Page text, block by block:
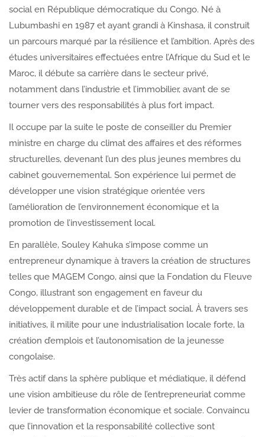
social en République démocratique du Congo. Né à
Lubumbashi en 1987 et ayant grandi à Kinshasa, il construit
un parcours marqué par la résilience et l’ambition. Après des
études universitaires effectuées entre l’Afrique du Sud et le
Maroc, il débute sa carrière dans le secteur privé,
notamment dans l’industrie et l’immobilier, avant de se
tourner vers des responsabilités à plus fort impact.
Il occupe par la suite le poste de conseiller du Premier
ministre en charge du climat des affaires et des réformes
structurelles, devenant l’un des plus jeunes membres du
cabinet gouvernemental. Son expérience lui permet de
développer une vision stratégique orientée vers
l’amélioration de l’environnement économique et la
promotion de l’investissement local.
En parallèle, Souley Kahuka s’impose comme un
entrepreneur dynamique à travers la création de structures
telles que MAGEM Congo, ainsi que la Fondation du Fleuve
Congo, illustrant son engagement en faveur du
développement durable et de l’impact social. À travers ses
initiatives, il milite pour une industrialisation locale forte, la
création d’emplois et l’autonomisation de la jeunesse
congolaise.
Très actif dans la sphère publique et médiatique, il défend
une vision ambitieuse du rôle de l’entrepreneuriat comme
levier de transformation économique et sociale. Convaincu
que l’innovation et la responsabilité collective sont